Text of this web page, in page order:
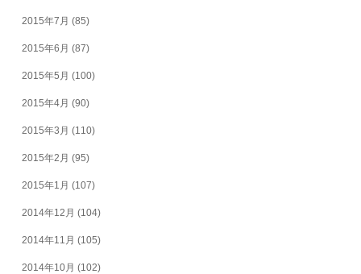
2015年7月 (85)
2015年6月 (87)
2015年5月 (100)
2015年4月 (90)
2015年3月 (110)
2015年2月 (95)
2015年1月 (107)
2014年12月 (104)
2014年11月 (105)
2014年10月 (102)